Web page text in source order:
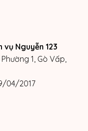
Nguyễn 123
1, Gò Vấp,
04/2017